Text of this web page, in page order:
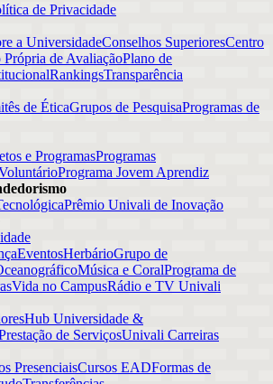
de Privacidade
a UniversidadeConselhos SuperioresCentro
Própria de AvaliaçãoPlano de
RankingsTransparência
de ÉticaGrupos de PesquisaProgramas de
e ProgramasProgramas
Programa Jovem Aprendiz
Prêmio Univali de Inovação
EventosHerbárioGrupo de
Música e CoralPrograma de
Vida no CampusRádio e TV Univali
Hub Universidade &
de ServiçosUnivali Carreiras
PresenciaisCursos EADFormas de